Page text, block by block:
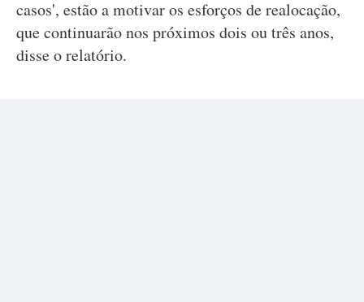
casos', estão a motivar os esforços de realocação,
que continuarão nos próximos dois ou três anos,
disse o relatório.